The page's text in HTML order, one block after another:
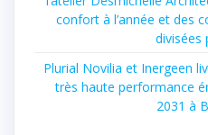
confort à l’année et des
divisées
Plurial Novilia et Inergeen
très haute performance
2031 à